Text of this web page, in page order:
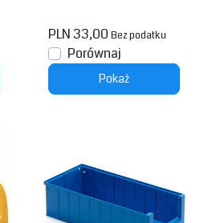
PLN 33,00 Bez podatku
Porównaj
Pokaż